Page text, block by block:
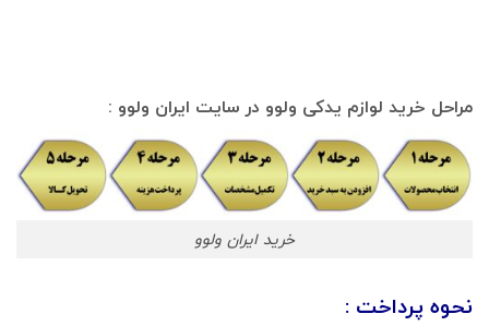
مراحل خرید لوازم یدکی ولوو در سایت ایران ولوو :
خرید ایران ولوو
نحوه پرداخت :